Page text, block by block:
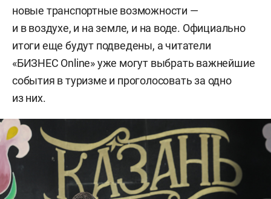
новые транспортные возможности —
и в воздухе, и на земле, и на воде. Официально
итоги еще будут подведены, а читатели
«БИЗНЕС Online» уже могут выбрать важнейшие
события в туризме и проголосовать за одно
из них.